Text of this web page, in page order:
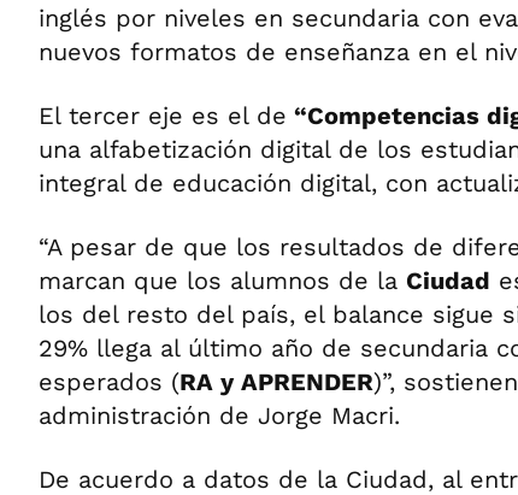
inglés por niveles en secundaria con
nuevos formatos de enseñanza en el
El tercer eje es el de “Competencias
una alfabetización digital de los
integral de educación digital, con
“A pesar de que los resultados de
marcan que los alumnos de la Ciudad
los del resto del país, el balance sigue
29% llega al último año de secundaria
esperados (RA y APRENDER)”,
administración de Jorge Macri.
De acuerdo a datos de la Ciudad, al